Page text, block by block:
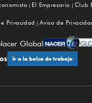
El Empresario
Club
Privacidad
Aviso de
Global
Ir a la bolsa de trabajo